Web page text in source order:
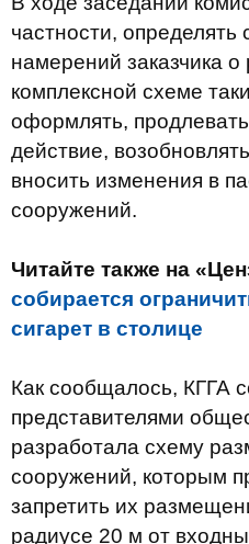
частности, определять
намерений заказчика
комплексной схеме
оформлять,
действие,
вносить изменения в
сооружений.
Читайте также на
собирается
сигарет в столице
Как сообщалось, КГГА
представителями
разработала схему
сооружений, которым
запретить их
радиусе 20 м от